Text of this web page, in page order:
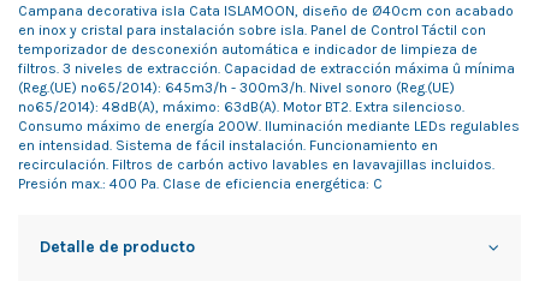
Campana decorativa isla Cata ISLAMOON, diseño de Ø40cm con acabado
en inox y cristal para instalación sobre isla. Panel de Control Táctil con
temporizador de desconexión automática e indicador de limpieza de
filtros. 3 niveles de extracción. Capacidad de extracción máxima û mínima
(Reg.(UE) nº65/2014): 645m3/h - 300m3/h. Nivel sonoro (Reg.(UE)
nº65/2014): 48dB(A), máximo: 63dB(A). Motor BT2. Extra silencioso.
Consumo máximo de energía 200W. Iluminación mediante LEDs regulables
en intensidad. Sistema de fácil instalación. Funcionamiento en
recirculación. Filtros de carbón activo lavables en lavavajillas incluidos.
Presión max.: 400 Pa. Clase de eficiencia energética: C
Detalle de producto